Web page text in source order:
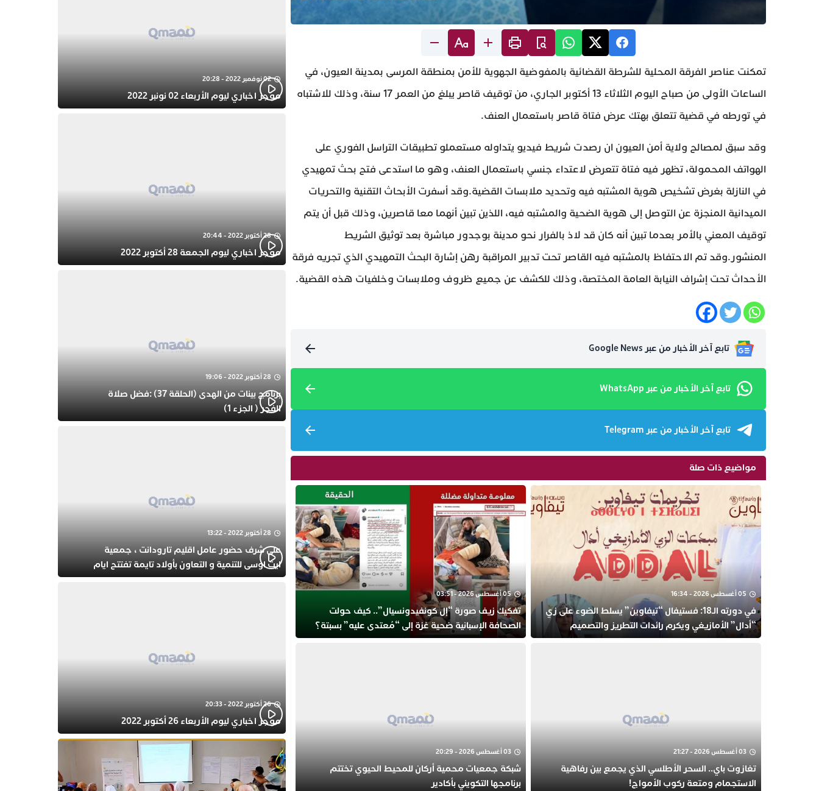
تمكنت عناصر الفرقة المحلية للشرطة القضائية بالمفوضية الجهوية للأمن بمنطقة المرسى بمدينة العيون، في
الساعات الأولى من صباح اليوم الثلاثاء 13 أكتوبر الجاري، من توقيف قاصر يبلغ من العمر 17 سنة، وذلك للاشتباه
في تورطه في قضية تتعلق بهتك عرض فتاة قاصر باستعمال العنف.
وقد سبق لمصالح ولاية أمن العيون ان رصدت شريط فيديو يتداوله مستعملو تطبيقات التراسل الفوري على
الهواتف المحمولة، تظهر فيه فتاة تتعرض لاعتداء جنسي باستعمال العنف، وهو ما استدعى فتح بحث تمهيدي
في النازلة بغرض تشخيص هوية المشتبه فيه وتحديد ملابسات القضية.وقد أسفرت الأبحاث التقنية والتحريات
الميدانية المنجزة عن التوصل إلى هوية الضحية والمشتبه فيه، اللذين تبين أنهما معا قاصرين، وذلك قبل أن يتم
توقيف المعني بالأمر بعدما تبين أنه كان قد لاذ بالفرار نحو مدينة بوجدور مباشرة بعد توثيق الشريط
المنشور.وقد تم الاحتفاظ بالمشتبه فيه القاصر تحت تدبير المراقبة رهن إشارة البحث التمهيدي الذي تجريه فرقة
الأحداث تحت إشراف النيابة العامة المختصة، وذلك للكشف عن جميع ظروف وملابسات وخلفيات هذه القضية.
تابع آخر الأخبار من عبر Google News
تابع آخر الأخبار من عبر WhatsApp
تابع آخر الأخبار من عبر Telegram
مواضيع ذات صلة
05 أغسطس 2026 - 16:34
في دورته الـ18: فستيفال “تيفاوين” يسلط الضوء على زي
“أدال” الأمازيغي ويكرم رائدات التطريز والتصميم
بالـأطلس الصغير
05 أغسطس 2026 - 03:51
تفكيك زيف صورة “إل كونفيدونسيال”.. كيف حولت
الصحافة الإسبانية ضحية غزة إلى “مُعتدى عليه” بسبتة؟
03 أغسطس 2026 - 21:27
تغازوت باي.. السحر الأطلسي الذي يجمع بين رفاهية
الاستجمام ومتعة ركوب الأمواج!
03 أغسطس 2026 - 20:29
شبكة جمعيات محمية أركان للمحيط الحيوي تختتم
برنامجها التكويني بأكادير
02 نوفمبر 2022 - 20:28
موجز اخباري ليوم الأربعاء 02 نونبر 2022
28 أكتوبر 2022 - 20:44
موجز اخباري ليوم الجمعة 28 أكتوبر 2022
28 أكتوبر 2022 - 19:06
برنامج بينات من الهدى (الحلقة 37) :فضل صلاة
الفجر ( الجزء 1)
28 أكتوبر 2022 - 13:22
على شرف حضور عامل اقليم تارودانت ، جمعية
ايت اوسى للتنمية و التعاون بأولاد تايمة تفتتح ايام
الاحتفال بذكرى المولد النبوي
26 أكتوبر 2022 - 20:33
موجز اخباري ليوم الأربعاء 26 أكتوبر 2022